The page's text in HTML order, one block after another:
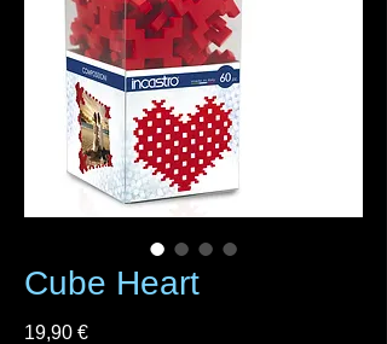
Cube Heart
19,90 €Prezzo